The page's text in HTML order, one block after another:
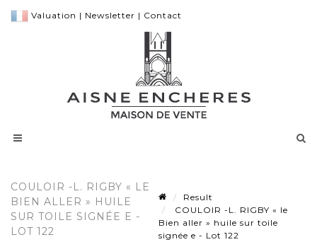
Valuation | Newsletter | Contact
COULOIR -L. RIGBY « LE
BIEN ALLER » HUILE
SUR TOILE SIGNÉE E -
LOT 122
Result
COULOIR -L. RIGBY « le
Bien aller » huile sur toile
signée e - Lot 122